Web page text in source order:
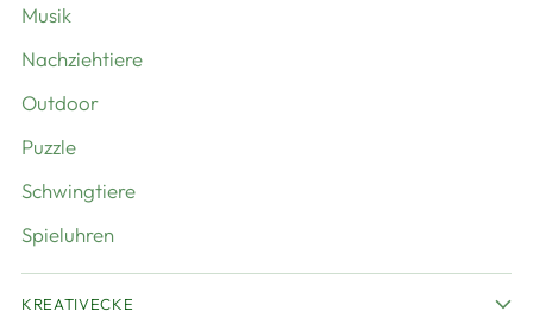
Musik
Nachziehtiere
Outdoor
Puzzle
Schwingtiere
Spieluhren
KREATIVECKE